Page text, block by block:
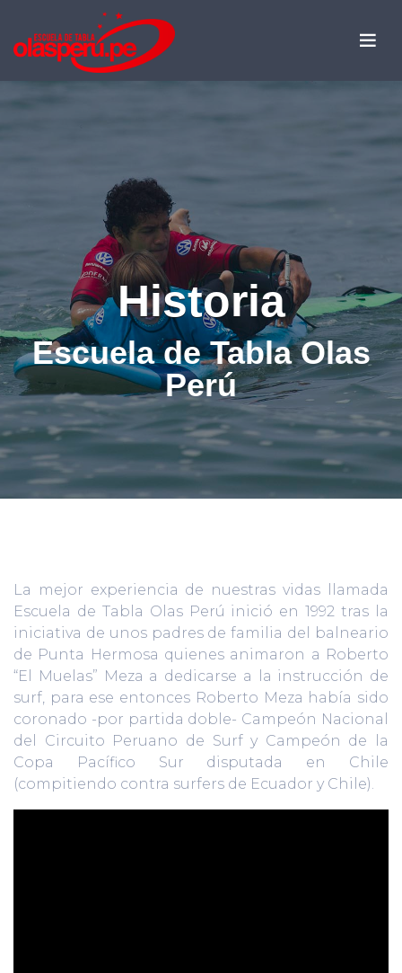
Historia
Escuela de Tabla Olas
Perú
La mejor experiencia de nuestras vidas llamada
Escuela de Tabla Olas Perú inició en 1992 tras la
iniciativa de unos padres de familia del balneario
de Punta Hermosa quienes animaron a Roberto
“El Muelas” Meza a dedicarse a la instrucción de
surf, para ese entonces Roberto Meza había sido
coronado -por partida doble- Campeón Nacional
del Circuito Peruano de Surf y Campeón de la
Copa Pacífico Sur disputada en Chile
(compitiendo contra surfers de Ecuador y Chile).